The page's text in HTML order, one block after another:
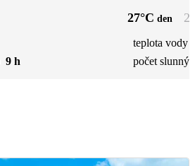
9 h
27°C den
teplota vody
počet